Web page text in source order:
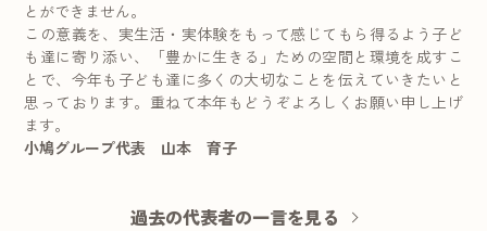
とができません。
この意義を、実生活・実体験をもって感じてもら得るよう子ど
も達に寄り添い、「豊かに生きる」ための空間と環境を成すこ
とで、今年も子ども達に多くの大切なことを伝えていきたいと
思っております。重ねて本年もどうぞよろしくお願い申し上げ
ます。
小鳩グループ代表 山本 育子
過去の代表者の一言を見る